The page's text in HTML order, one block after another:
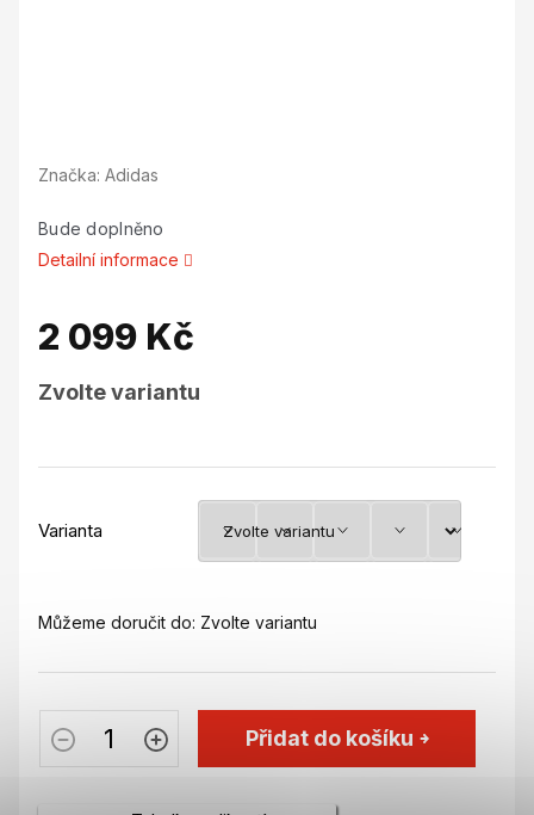
Značka: Adidas
Bude doplněno
Detailní informace
2 099 Kč
cena:
Zvolte variantu
Varianta
Můžeme doručit do: Zvolte variantu
Přidat do košíku